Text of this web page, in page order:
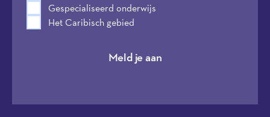
Gespecialiseerd onderwijs
Het Caribisch gebied
Meld je aan